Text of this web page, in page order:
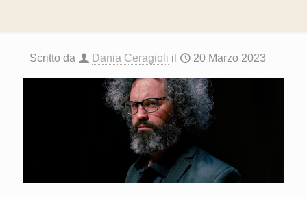
Scritto da Dania Ceragioli il 20 Marzo 2023